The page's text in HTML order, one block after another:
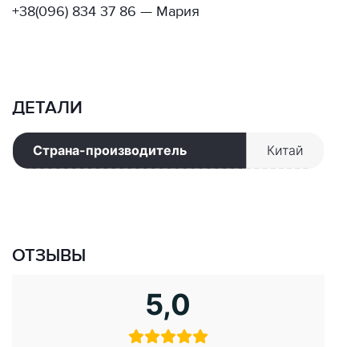
+38(096) 834 37 86 — Мария
ДЕТАЛИ
Страна-производитель Китай
ОТЗЫВЫ
5,0